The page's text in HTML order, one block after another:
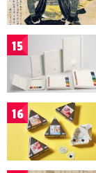
15
16